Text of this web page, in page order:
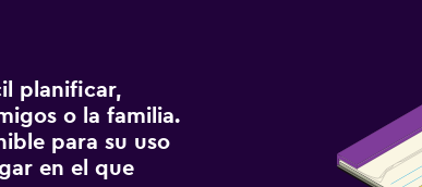
planificar,
o la familia.
para su uso
en el que